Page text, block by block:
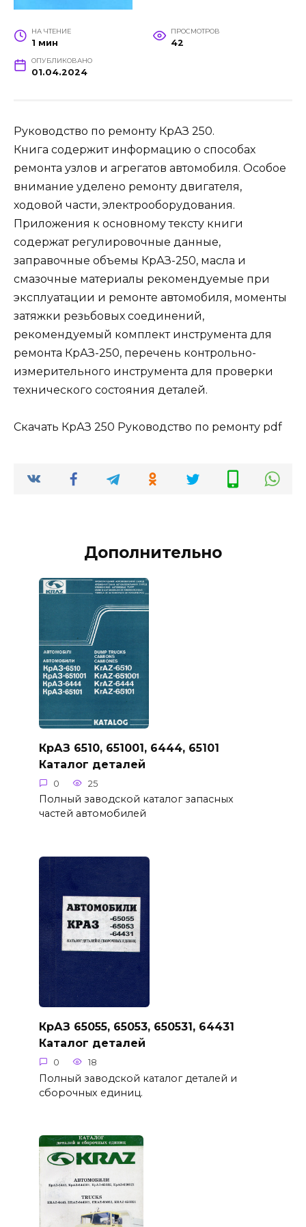
НА ЧТЕНИЕ
1 мин
ПРОСМОТРОВ
42
ОПУБЛИКОВАНО
01.04.2024
Руководство по ремонту КрАЗ 250.
Книга содержит информацию о способах
ремонта узлов и агрегатов автомобиля. Особое
внимание уделено ремонту двигателя,
ходовой части, электрооборудования.
Приложения к основному тексту книги
содержат регулировочные данные,
заправочные объемы КрАЗ-250, масла и
смазочные материалы рекомендуемые при
эксплуатации и ремонте автомобиля, моменты
затяжки резьбовых соединений,
рекомендуемый комплект инструмента для
ремонта КрАЗ-250, перечень контрольно-
измерительного инструмента для проверки
технического состояния деталей.
Скачать КрАЗ 250 Руководство по ремонту pdf
Дополнительно
КрАЗ 6510, 651001, 6444, 65101
Каталог деталей
0 25
Полный заводской каталог запасных
частей автомобилей
КрАЗ 65055, 65053, 650531, 64431
Каталог деталей
0 18
Полный заводской каталог деталей и
сборочных единиц.